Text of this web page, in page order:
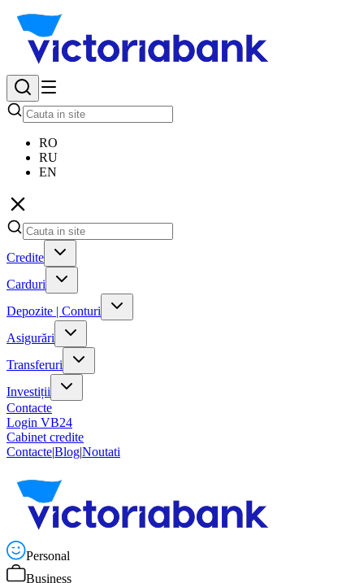
RO
RU
EN
Credite
Carduri
Depozite | Conturi
Asigurări
Transferuri
Investiții
Contacte
Login VB24
Cabinet credite
Contacte|Blog|Noutati
Personal
Business